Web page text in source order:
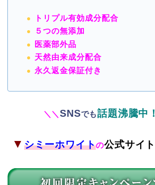
トリプル有効成分配合
５つの無添加
医薬部外品
天然由来成分配合
永久返金保証付き
＼ ＼SNSでも話題沸騰中！
▼ シミーホワイトの公式サイト